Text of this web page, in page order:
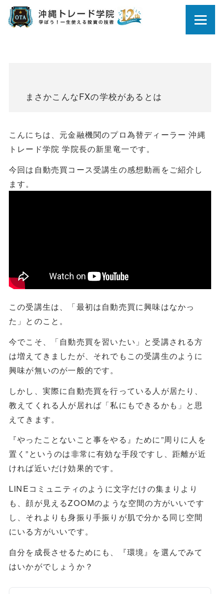
まさかこんなFXの学校があるとは
こんにちは、元金融機関のプロ為替ディーラー 沖縄
トレード学院 学院長の新里竜一です。
今回は自動売買コース受講生の感想動画をご紹介し
ます。
この受講生は、「最初は自動売買に興味はなかっ
た」とのこと。
今でこそ、「自動売買を習いたい」と受講される方
は増えてきましたが、それでもこの受講生のように
興味が無いのが一般的です。
しかし、実際に自動売買を行っている人が居たり、
教えてくれる人が居れば「私にもできるかも」と思
えてきます。
『やったことないこと事をやる』ために”周りに人を
置く”というのは非常に有効な手段ですし、距離が近
ければ近いだけ効果的です。
LINEコミュニティのように文字だけの集まりより
も、顔が見えるZOOMのような空間の方がいいです
し、それよりも身振り手振りが肌で分かる同じ空間
にいる方がいいです。
自分を成長させるためにも、『環境』を選んでみて
はいかがでしょうか？